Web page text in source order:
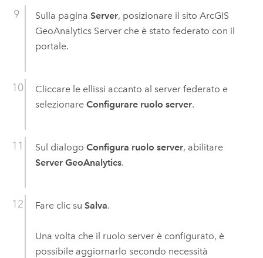
Sulla pagina Server, posizionare il sito ArcGIS
GeoAnalytics Serverche è stato federato con il
portale.
Cliccare le ellissi accanto al server federato e
selezionare Configurare ruolo server.
Sul dialogo Configura ruolo server, abilitare
Server GeoAnalytics.
Fare clic su Salva.
Una volta che il ruolo server è configurato, è
possibile aggiornarlo secondo necessità